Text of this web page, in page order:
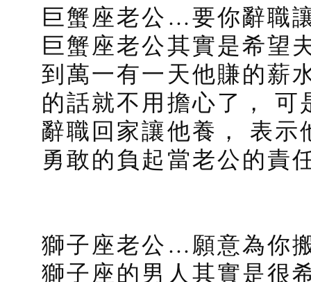
巨蟹座老公…要你辭職
巨蟹座老公其實是希望
到萬一有一天他賺的薪
的話就不用擔心了，
辭職回家讓他養， 表
勇敢的負起當老公的責
獅子座老公…願意為你
獅子座的男人其實是很